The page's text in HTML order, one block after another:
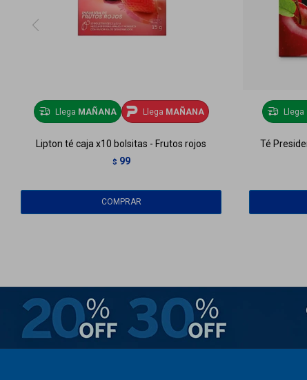
Llega MAÑANA Llega MAÑANA
Lipton té caja x10 bolsitas - Frutos rojos
$ 99
Llega
Té